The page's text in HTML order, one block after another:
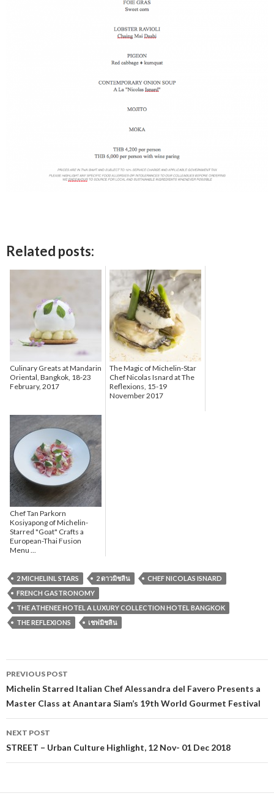
Related posts:
Culinary Greats at Mandarin
Oriental, Bangkok, 18-23
February, 2017
The Magic of Michelin-Star
Chef Nicolas Isnard at The
Reflexions, 15-19
November 2017
Chef Tan Parkorn
Kosiyapong of Michelin-
Starred "Goat" Crafts a
European-Thai Fusion
Menu ...
2 MICHELINL STARS 2 ดาวมิชลิน
CHEF NICOLAS ISNARD
FRENCH GASTRONOMY
THE ATHENEE HOTEL A LUXURY COLLECTION HOTEL BANGKOK
THE REFLEXIONS
เชฟมิชลิน
Post navigation
PREVIOUS POST
Michelin Starred Italian Chef Alessandra del Favero Presents a
Master Class at Anantara Siam’s 19th World Gourmet Festival
NEXT POST
STREET – Urban Culture Highlight, 12 Nov- 01 Dec 2018